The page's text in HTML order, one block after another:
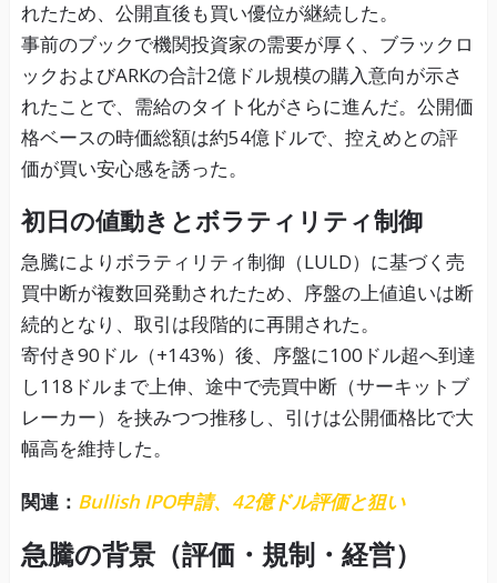
れたため、公開直後も買い優位が継続した。
事前のブックで機関投資家の需要が厚く、ブラックロ
ックおよびARKの合計2億ドル規模の購入意向が示さ
れたことで、需給のタイト化がさらに進んだ。公開価
格ベースの時価総額は約54億ドルで、控えめとの評
価が買い安心感を誘った。
初日の値動きとボラティリティ制御
急騰によりボラティリティ制御（LULD）に基づく売
買中断が複数回発動されたため、序盤の上値追いは断
続的となり、取引は段階的に再開された。
寄付き90ドル（+143%）後、序盤に100ドル超へ到達
し118ドルまで上伸、途中で売買中断（サーキットブ
レーカー）を挟みつつ推移し、引けは公開価格比で大
幅高を維持した。
関連： Bullish IPO申請、42億ドル評価と狙い
急騰の背景（評価・規制・経営）